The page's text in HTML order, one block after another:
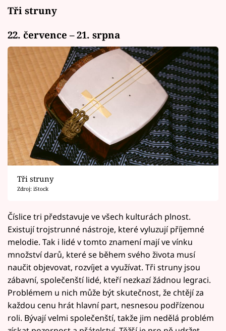
Tři struny
22. července – 21. srpna
Tři struny
Zdroj: iStock
Číslice tri představuje ve všech kulturách plnost.
Existují trojstrunné nástroje, které vyluzují příjemné
melodie. Tak i lidé v tomto znamení mají ve vínku
množství darů, které se během svého života musí
naučit objevovat, rozvíjet a využívat. Tři struny jsou
zábavní, společenští lidé, kteří nezkazí žádnou legraci.
Problémem u nich může být skutečnost, že chtějí za
každou cenu hrát hlavní part, nesnesou podřízenou
roli. Bývají velmi společenští, takže jim nedělá problém